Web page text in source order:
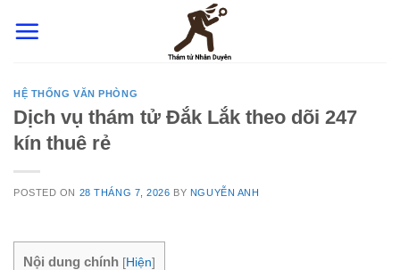
HỆ THỐNG VĂN PHÒNG
Dịch vụ thám tử Đắk Lắk theo dõi 247
kín thuê rẻ
POSTED ON 28 THÁNG 7, 2026 BY NGUYỄN ANH
Nội dung chính [Hiện]